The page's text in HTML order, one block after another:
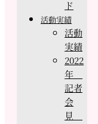
ド
活動実績
活動
実績
2022
年
記者
会
見